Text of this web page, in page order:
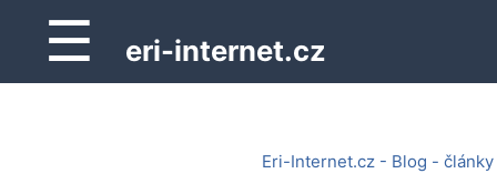
☰ eri-internet.cz
Eri-Internet.cz - Blog - články